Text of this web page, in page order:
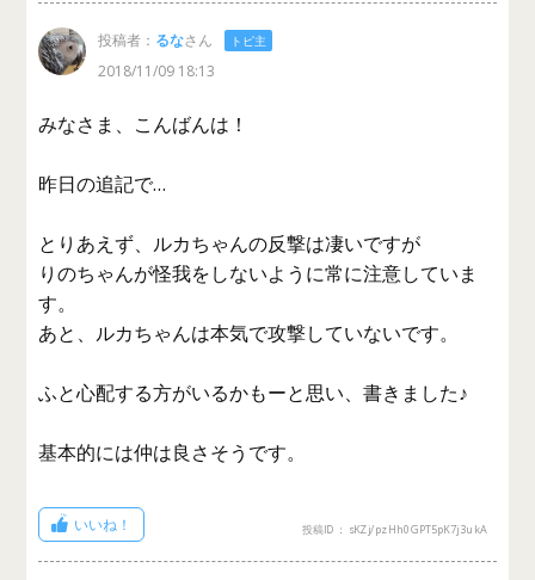
投稿者： るなさん トピ主
2018/11/09 18:13
みなさま、こんばんは！
昨日の追記で…
とりあえず、ルカちゃんの反撃は凄いですが
りのちゃんが怪我をしないように常に注意していま
す。
あと、ルカちゃんは本気で攻撃していないです。
ふと心配する方がいるかもーと思い、書きました♪
基本的には仲は良さそうです。
いいね！ 投稿ID： sKZj/pzHh0GPT5pK7j3ukA